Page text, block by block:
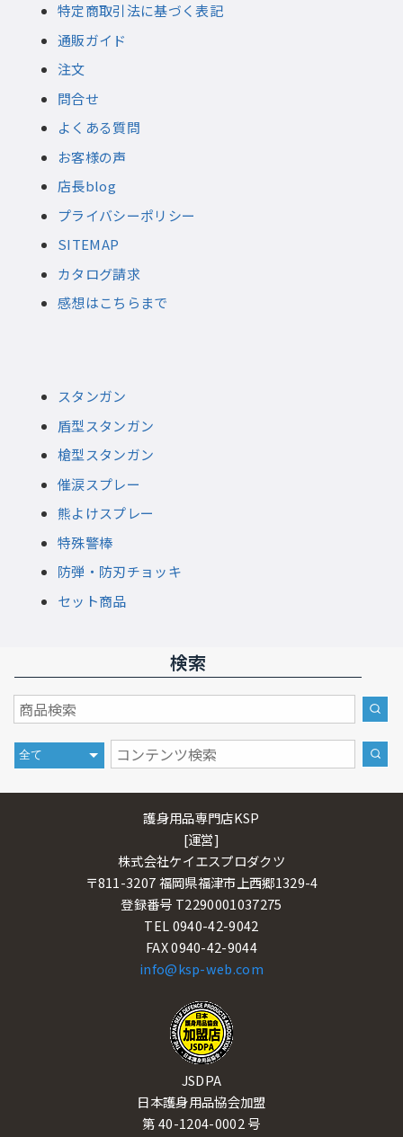
特定商取引法に基づく表記
通販ガイド
注文
問合せ
よくある質問
お客様の声
店長blog
プライバシーポリシー
SITEMAP
カタログ請求
感想はこちらまで
スタンガン
盾型スタンガン
槍型スタンガン
催涙スプレー
熊よけスプレー
特殊警棒
防弾・防刃チョッキ
セット商品
検索
護身用品専門店KSP
[運営]
株式会社ケイエスプロダクツ
〒811-3207 福岡県福津市上西郷1329-4
登録番号 T2290001037275
TEL 0940-42-9042
FAX 0940-42-9044
info@ksp-web.com
JSDPA
日本護身用品協会加盟
第 40-1204-0002 号